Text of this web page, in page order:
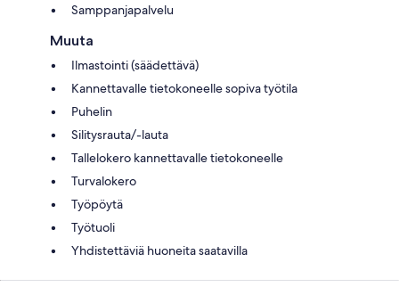
Samppanjapalvelu
Muuta
Ilmastointi (säädettävä)
Kannettavalle tietokoneelle sopiva työtila
Puhelin
Silitysrauta/-lauta
Tallelokero kannettavalle tietokoneelle
Turvalokero
Työpöytä
Työtuoli
Yhdistettäviä huoneita saatavilla